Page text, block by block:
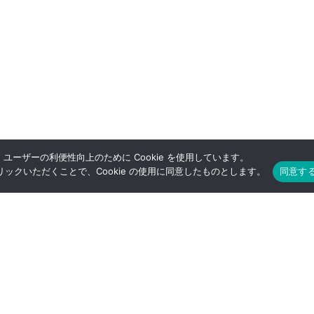
ユーザーの利便性向上のために Cookie を使用しています。
ックいただくことで、Cookie の使用に同意したものとします。
同意す